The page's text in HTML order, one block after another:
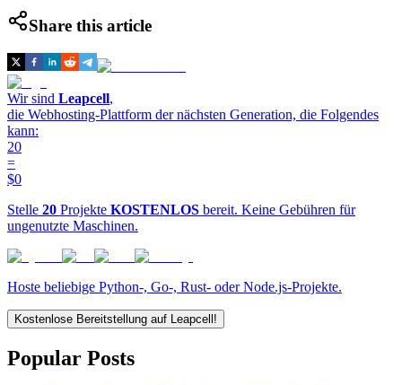
Share this article
Wir sind Leapcell,
die Webhosting-Plattform der nächsten Generation, die Folgendes
kann:
20
=
$0
Stelle 20 Projekte KOSTENLOS bereit. Keine Gebühren für
ungenutzte Maschinen.
Hoste beliebige Python-, Go-, Rust- oder Node.js-Projekte.
Kostenlose Bereitstellung auf Leapcell!
Popular Posts